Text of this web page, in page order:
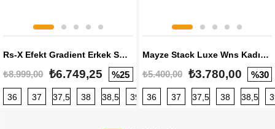
Rs-X Efekt Gradient Erkek Sneaker
₺8.999,00 ₺6.749,25 %25
36 37 37,5 38 38,5 39 40 40,5 41 42 42,5
Mayze Stack Luxe Wns Kadın Sneaker
₺5.400,00 ₺3.780,00 %30
36 37 37,5 38 38,5